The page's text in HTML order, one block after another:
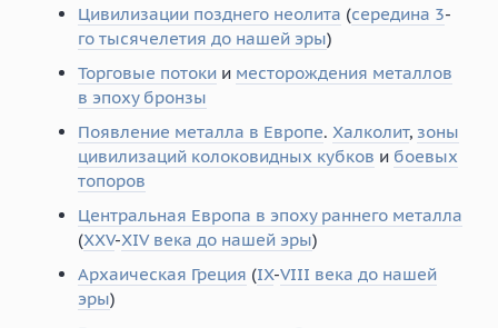
Цивилизации позднего неолита (середина 3-
го тысячелетия до нашей эры)
Торговые потоки и месторождения металлов
в эпоху бронзы
Появление металла в Европе. Халколит, зоны
цивилизаций колоковидных кубков и боевых
топоров
Центральная Европа в эпоху раннего металла
(XXV-XIV века до нашей эры)
Архаическая Греция (IX-VIII века до нашей
эры)